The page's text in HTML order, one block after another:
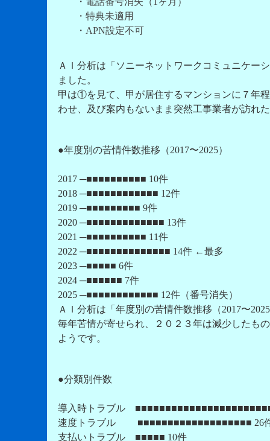
・特典未適用
・APN設定不可
ＡＩ分析は「ソニーネットワークコミュニケー
ました。
甲は①を見て、甲が居住するマンションに７年
わせ、及び案内もないまま突然工事業者が訪れ
●年度別の苦情件数推移（2017〜2025）
2017 ─■■■■■■■■■■ 10件
2018 ─■■■■■■■■■■■■ 12件
2019 ─■■■■■■■■■ 9件
2020 ─■■■■■■■■■■■■■ 13件
2021 ─■■■■■■■■■■ 11件
2022 ─■■■■■■■■■■■■■■ 14件 ←最多
2023 ─■■■■■ 6件
2024 ─■■■■■■ 7件
2025 ─■■■■■■■■■■■■ 12件（番号消失）
ＡＩ分析は「年度別の苦情件数推移（2017〜
毎年苦情が寄せられ、２０２３年は減少したも
ようです。
●分類別件数
導入時トラブル
速度トラブル ■■■■■■■■■■■■■■■■■■■ 26
支払いトラブル ■■■■■ 10件